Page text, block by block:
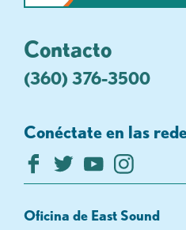
Contacto
(360) 376-3500
Conéctate en las
Oficina de East Sound